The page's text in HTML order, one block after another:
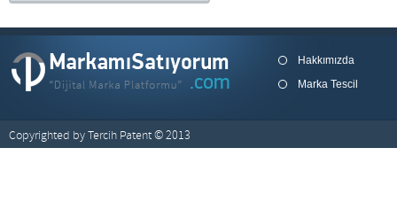
Hakkımızda
Marka Tescil
Copyrighted by Tercih Patent © 2013